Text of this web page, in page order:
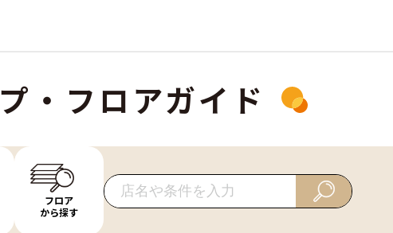
・フロアガイド
フロア
から探す